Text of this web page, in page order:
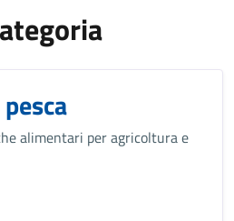
alimentari per agricoltura e